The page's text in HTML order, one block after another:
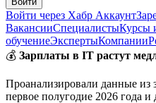
Войти через Хабр Аккаунт
ВакансииСпециалистыКурсы
обучениеЭкспертыКомпании
💰 Зарплаты в IT растут
Проанализировали данные из
первое полугодие 2026 года и